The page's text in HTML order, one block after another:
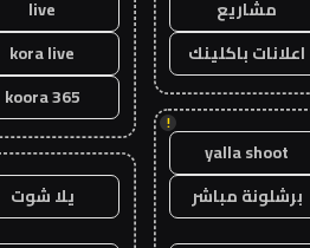
مشاريع
اعلانات باكلينك
!
yalla shoot
برشلونة مباشر
live
kora live
koora 365
يلا شوت